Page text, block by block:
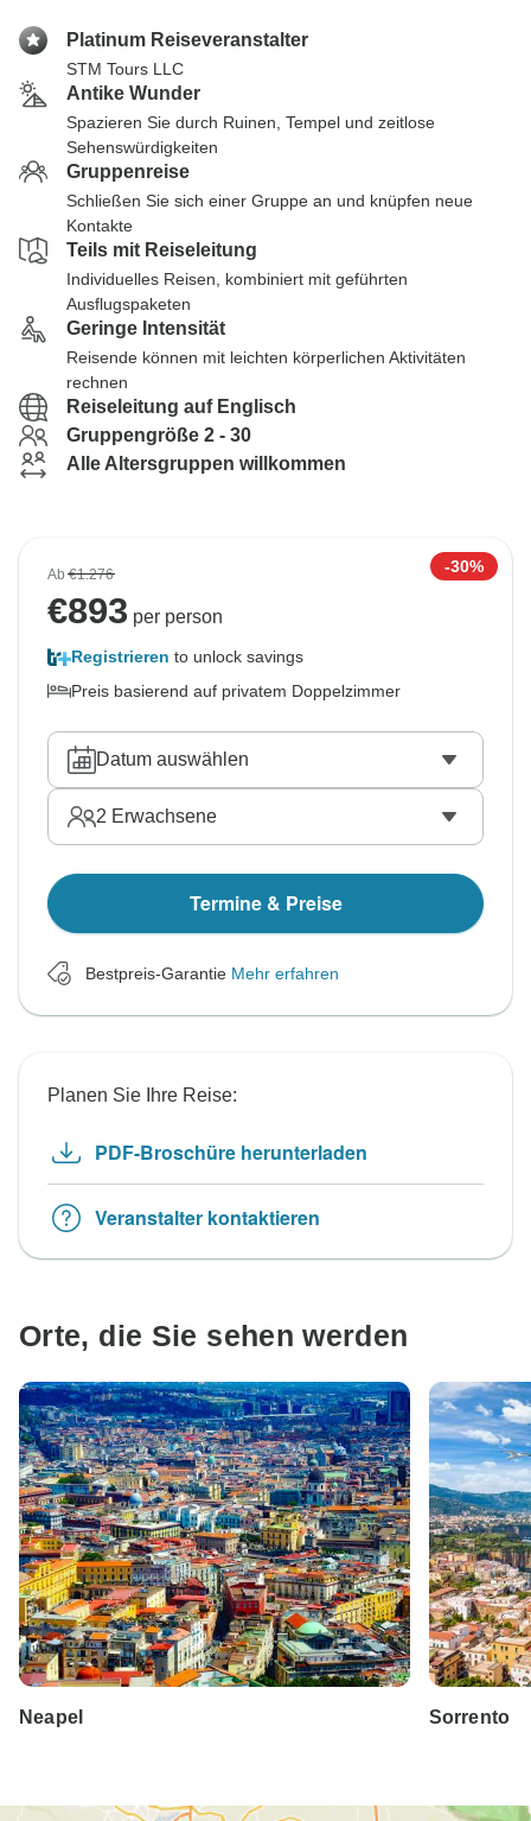
Platinum Reiseveranstalter
STM Tours LLC
Antike Wunder
Spazieren Sie durch Ruinen, Tempel und zeitlose
Sehenswürdigkeiten
Gruppenreise
Schließen Sie sich einer Gruppe an und knüpfen neue
Kontakte
Teils mit Reiseleitung
Individuelles Reisen, kombiniert mit geführten
Ausflugspaketen
Geringe Intensität
Reisende können mit leichten körperlichen Aktivitäten
rechnen
Reiseleitung auf Englisch
Gruppengröße 2 - 30
Alle Altersgruppen willkommen
Ab€1.276 -30%
€893 per person
Registrieren to unlock savings
Preis basierend auf privatem Doppelzimmer
Datum auswählen
2 Erwachsene
Termine & Preise
Bestpreis-Garantie Mehr erfahren
Planen Sie Ihre Reise:
PDF-Broschüre herunterladen
Veranstalter kontaktieren
Orte, die Sie sehen werden
Neapel Sorrento